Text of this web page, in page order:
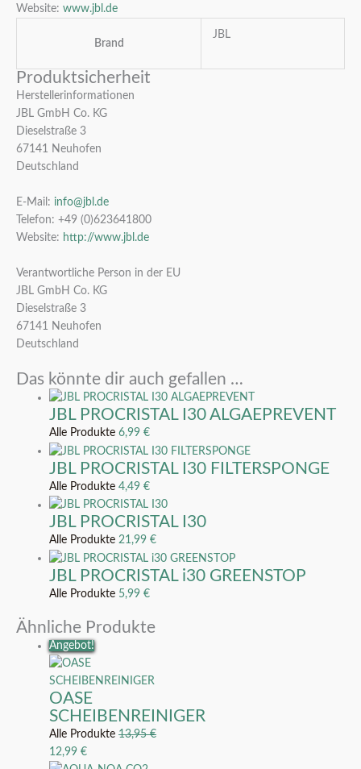
Website: www.jbl.de
Brand
JBL
Produktsicherheit
Herstellerinformationen
JBL GmbH Co. KG
Dieselstraße 3
67141 Neuhofen
Deutschland
E-Mail: info@jbl.de
Telefon: +49 (0)623641800
Website: http://www.jbl.de
Verantwortliche Person in der EU
JBL GmbH Co. KG
Dieselstraße 3
67141 Neuhofen
Deutschland
Das könnte dir auch gefallen …
JBL PROCRISTAL I30 ALGAEPREVENT
Alle Produkte6,99€
JBL PROCRISTAL I30 FILTERSPONGE
Alle Produkte4,49€
JBL PROCRISTAL I30
Alle Produkte21,99€
JBL PROCRISTAL i30 GREENSTOP
Alle Produkte 5,99€
Ähnliche Produkte
Angebot!
OASE
SCHEIBENREINIGER
Alle Produkte13,95€
12,99€